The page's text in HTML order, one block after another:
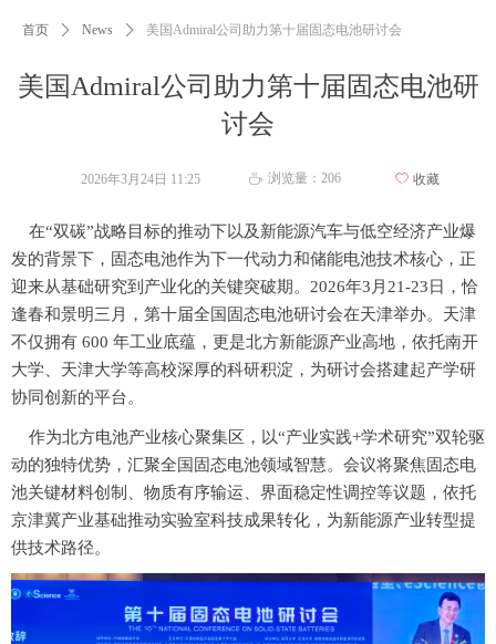
美国Admiral公司助力第十届固态电池研
讨会
首页 ꄲ News ꄲ 美国Admiral公司助力第十届固态电池研讨会
在“双碳”战略目标的推动下以及新能源汽车与低空经济产业爆
发的背景下，固态电池作为下一代动力和储能电池技术核心，正
迎来从基础研究到产业化的关键突破期。 2026年3 月 21-23 日，恰
逢春和景明三月，第十届全国固态电池研讨会在天津举办。天津
不仅拥有 600 年工业底蕴，更是北方新能源产业高地，依托南开
大学、天津大学等高校深厚的科研积淀，为研讨会搭建起产学研
协同创新的平台。
作为北方电池产业核心聚集区，以“产业实践+学术研究”双轮驱
动的独特优势，汇聚全国固态电池领域智慧。会议将聚焦固态电
池关键材料创制、物质有序输运、界面稳定性调控等议题，依托
京津冀产业基础推动实验室科技成果转化，为新能源产业转型提
供技术路径。
2026年3月24日 11:25 ꄘ 浏览量： 206 ꄀ 收藏